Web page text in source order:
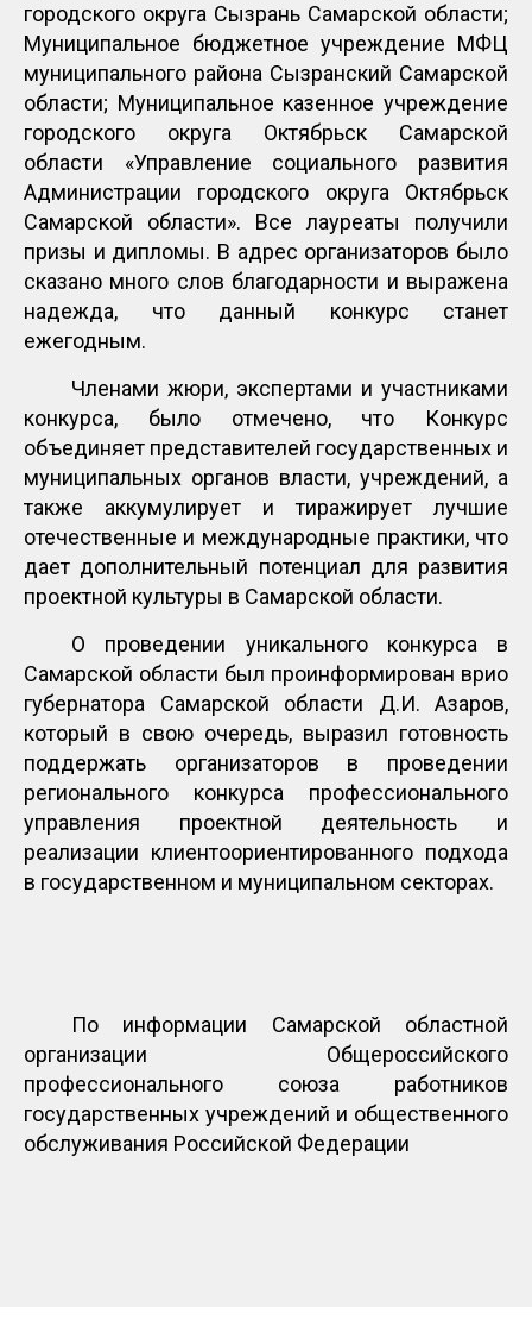
городского округа Сызрань Самарской области;
Муниципальное бюджетное учреждение МФЦ
муниципального района Сызранский Самарской
области; Муниципальное казенное учреждение
городского округа Октябрьск Самарской
области «Управление социального развития
Администрации городского округа Октябрьск
Самарской области». Все лауреаты получили
призы и дипломы. В адрес организаторов было
сказано много слов благодарности и выражена
надежда, что данный конкурс станет
ежегодным.
Членами жюри, экспертами и участниками
конкурса, было отмечено, что Конкурс
объединяет представителей государственных и
муниципальных органов власти, учреждений, а
также аккумулирует и тиражирует лучшие
отечественные и международные практики, что
дает дополнительный потенциал для развития
проектной культуры в Самарской области.
О проведении уникального конкурса в
Самарской области был проинформирован врио
губернатора Самарской области Д.И. Азаров,
который в свою очередь, выразил готовность
поддержать организаторов в проведении
регионального конкурса профессионального
управления проектной деятельность и
реализации клиентоориентированного подхода
в государственном и муниципальном секторах.
По информации Самарской областной
организации Общероссийского
профессионального союза работников
государственных учреждений и общественного
обслуживания Российской Федерации